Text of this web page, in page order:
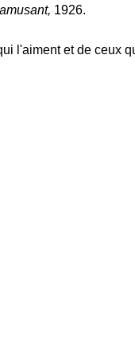
1926.
l'aiment et de ceux